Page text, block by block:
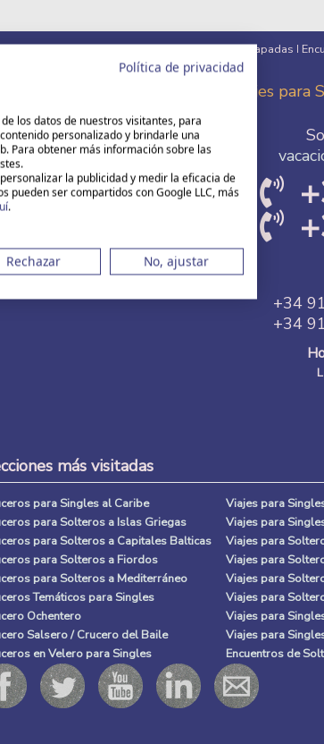
para Singles Cruceros para Solteros Escapadas I
Los mejores Viajes
+34
+34
más visitadas
para Singles al Caribe
para Solteros a Islas Griegas
para Solteros a Capitales Balticas
para Solteros a Fiordos
para Solteros a Mediterráneo
Temáticos para Singles
Ochentero
Salsero / Crucero del Baile
en Velero para Singles
Viajes para
Viajes para
Viajes para
Viajes para
Viajes para
Viajes para
Viajes para
Viajes para
Encuentros de
Política de privacidad
los datos de nuestros visitantes, para
personalizado y brindarle una
Para obtener más información sobre las
la publicidad y medir la eficacia de
pueden ser compartidos con Google LLC, más
.
Rechazar No, ajustar